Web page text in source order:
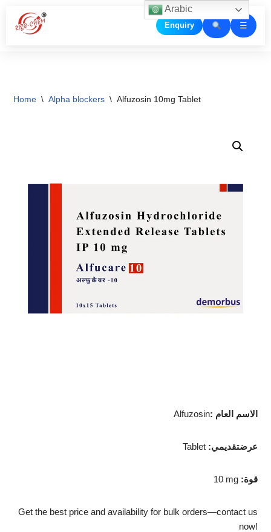
Skip
Enquiry ☰
Home \ Alpha blockers \ Alfuzosin 10mg Tablet
Alfuzosin : الاسم العام
Tablet :عرضتقديمي
10 mg :قوة
Get the best price and availability for bulk orders—contact us
now!
Arabic